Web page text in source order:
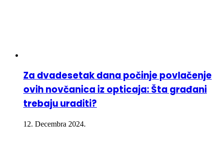
Za dvadesetak dana počinje povlačenje
ovih novčanica iz opticaja: Šta građani
trebaju uraditi?
12. Decembra 2024.